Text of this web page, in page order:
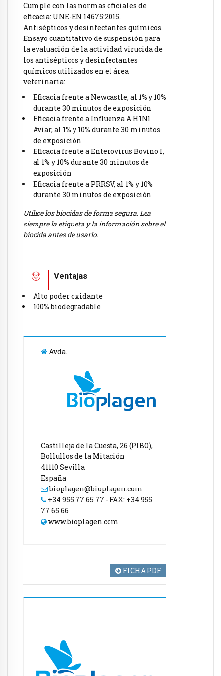
Cumple con las normas oficiales de
eficacia: UNE-EN 14675:2015.
Antisépticos y desinfectantes químicos.
Ensayo cuantitativo de suspensión para
la evaluación de la actividad virucida de
los antisépticos y desinfectantes
químicos utilizados en el área
veterinaria:
Eficacia frente a Newcastle, al 1% y 10%
durante 30 minutos de exposición
Eficacia frente a Influenza A H1N1
Aviar, al 1% y 10% durante 30 minutos
de exposición
Eficacia frente a Enterovirus Bovino I,
al 1% y 10% durante 30 minutos de
exposición
Eficacia frente a PRRSV, al 1% y 10%
durante 30 minutos de exposición
Utilice los biocidas de forma segura. Lea
siempre la etiqueta y la información sobre el
biocida antes de usarlo.
Ventajas
Alto poder oxidante
100% biodegradable
Avda.
Castilleja de la Cuesta, 26 (PIBO),
Bollullos de la Mitación
41110 Sevilla
España
bioplagen@bioplagen.com
+34 955 77 65 77 - FAX: +34 955
77 65 66
www.bioplagen.com
FICHA PDF